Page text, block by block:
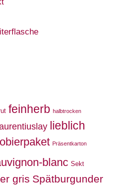
feinherb halbtrocken
lieblich
Präsentkarton
blanc Sekt
gris Spätburgunder